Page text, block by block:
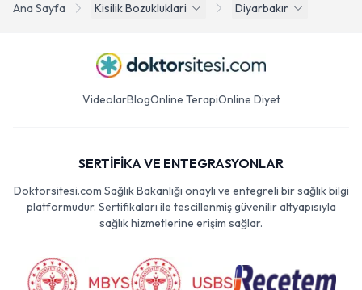
Ana Sayfa Kisilik Bozukluklari Diyarbakır
VideolarBlogOnline TerapiOnline Diyet
SERTİFİKA VE ENTEGRASYONLAR
Doktorsitesi.com Sağlık Bakanlığı onaylı ve entegreli bir sağlık bilgi
platformudur. Sertifikaları ile tescillenmiş güvenilir altyapısıyla
sağlık hizmetlerine erişim sağlar.